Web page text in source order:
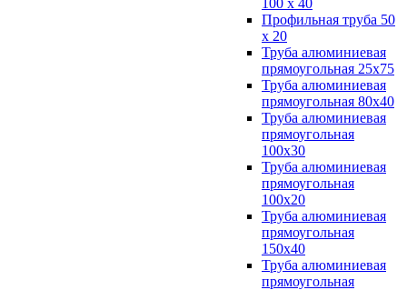
100 х 40
Профильная труба 50
х 20
Труба алюминиевая
прямоугольная 25х75
Труба алюминиевая
прямоугольная 80х40
Труба алюминиевая
прямоугольная
100x30
Труба алюминиевая
прямоугольная
100х20
Труба алюминиевая
прямоугольная
150x40
Труба алюминиевая
прямоугольная